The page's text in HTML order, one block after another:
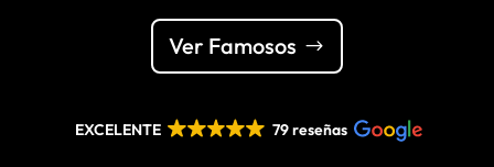
Ver Famosos
EXCELENTE 79 reseñas